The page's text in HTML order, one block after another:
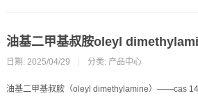
油基二甲基叔胺oleyl
日期: 2025/04/29 分类: 产品中心
油基二甲基叔胺（oleyl dimethylamine）——cas